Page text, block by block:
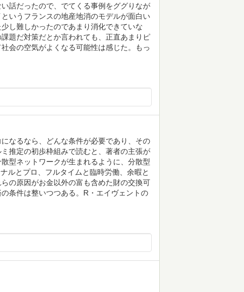
話だったので、でてくる事例をググりなが
いうフランスの地産地消のモデルが面白い
し難しかったのであまり消化できていな
題だ対策だとか言われても、正直あまりピ
会の空気がよくなる可能性は感じた。もっ
なるなら、どんな条件が必要であり、その
推定の初歩枠組みで読むと、著者の主張が
型ネットワークが生まれるように、分散型
ルとプロ、フルタイムと臨時労働、余暇と
の原因がお金以外の富も含めた財の交換可
条件は整いつつある。R・エイヴェントの